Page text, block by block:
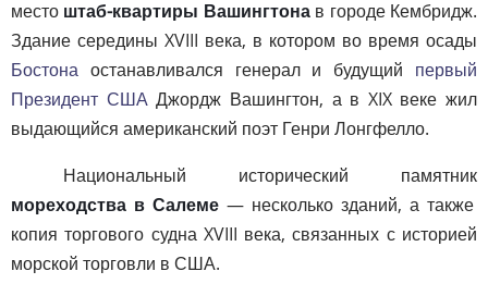
место штаб-квартиры Вашингтонав городе Кембридж.
Здание середины XVIII века, в котором во время осады
Бостона останавливался генерал и будущий первый
Президент СШАДжордж Вашингтон, а в XIX веке жил
выдающийся американский поэт Генри Лонгфелло.
Национальный исторический памятник
мореходства в Салеме — несколько зданий, а также
копия торгового судна XVIII века, связанных с историей
морской торговли в США.